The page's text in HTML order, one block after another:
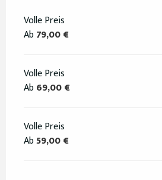
Volle Preis
Ab 79,00 €
Volle Preis
Ab 69,00 €
Volle Preis
Ab59,00 €